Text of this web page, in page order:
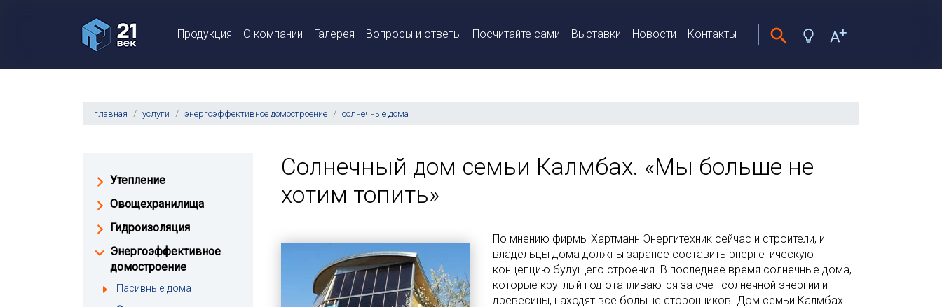
Продукция О компании Галерея Вопросы и ответы Посчитайте сами Выставки Новости Контакты
главная услуги энергоэффективное домостроение солнечные дома
Солнечный дом семьи Калмбах. «Мы больше не
хотим топить»
По мнению фирмы Хартманн Энергитехник сейчас и строители, и
владельцы дома должны заранее составить энергетическую
концепцию будущего строения. В последнее время солнечные дома,
которые круглый год отапливаются за счет солнечной энергии и
древесины, находят все больше сторонников. Дом семьи Калмбах
Утепление
Овощехранилища
Гидроизоляция
Энергоэффективное
домостроение
Пасивные дома